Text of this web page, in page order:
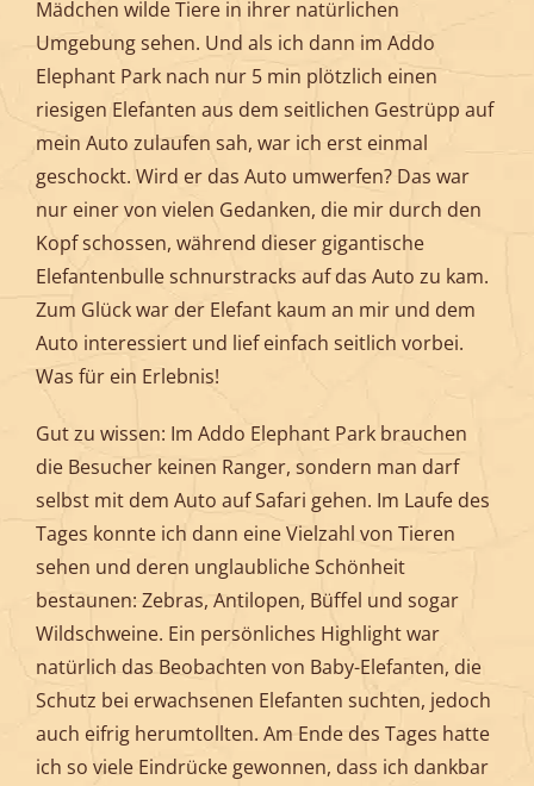
Mädchen wilde Tiere in ihrer natürlichen
Umgebung sehen. Und als ich dann im Addo
Elephant Park nach nur 5 min plötzlich einen
riesigen Elefanten aus dem seitlichen Gestrüpp auf
mein Auto zulaufen sah, war ich erst einmal
geschockt. Wird er das Auto umwerfen? Das war
nur einer von vielen Gedanken, die mir durch den
Kopf schossen, während dieser gigantische
Elefantenbulle schnurstracks auf das Auto zu kam.
Zum Glück war der Elefant kaum an mir und dem
Auto interessiert und lief einfach seitlich vorbei.
Was für ein Erlebnis!
Gut zu wissen: Im Addo Elephant Park brauchen
die Besucher keinen Ranger, sondern man darf
selbst mit dem Auto auf Safari gehen. Im Laufe des
Tages konnte ich dann eine Vielzahl von Tieren
sehen und deren unglaubliche Schönheit
bestaunen: Zebras, Antilopen, Büffel und sogar
Wildschweine. Ein persönliches Highlight war
natürlich das Beobachten von Baby-Elefanten, die
Schutz bei erwachsenen Elefanten suchten, jedoch
auch eifrig herumtollten. Am Ende des Tages hatte
ich so viele Eindrücke gewonnen, dass ich dankbar